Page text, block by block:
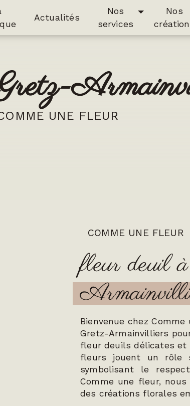
Actualités
Nos
services
Nos
UNE FLEUR
COMME UNE FLEUR
fleur deuil
Bienvenue chez
Gretz-Armainvilliers
fleur deuils délicates et
fleurs jouent un rôle
symbolisant le
Comme une fleur,
des créations florales